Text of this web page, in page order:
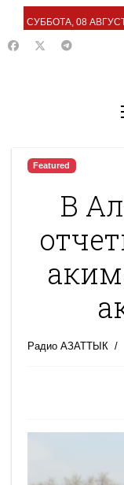
СУББОТА, 08
Featured
В
Радио АЗАТТЫК